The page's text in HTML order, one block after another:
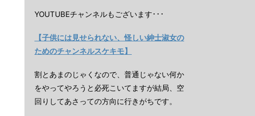
YOUTUBEチャンネルもございます･･･
【子供には見せられない、怪しい紳士淑女の
ためのチャンネルスケキモ】
割とあまのじゃくなので、普通じゃない何か
をやってやろうと必死こいてますが結局、空
回りしてあさっての方向に行きがちです。